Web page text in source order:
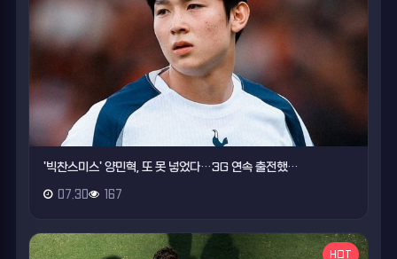
'빅찬스미스' 양민혁, 또 못 넣었다…3G 연속 출전했…
07.30 167
HOT